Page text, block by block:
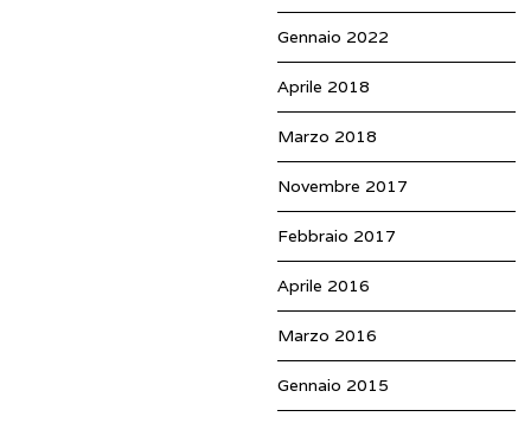
Gennaio 2022
Aprile 2018
Marzo 2018
Novembre 2017
Febbraio 2017
Aprile 2016
Marzo 2016
Gennaio 2015